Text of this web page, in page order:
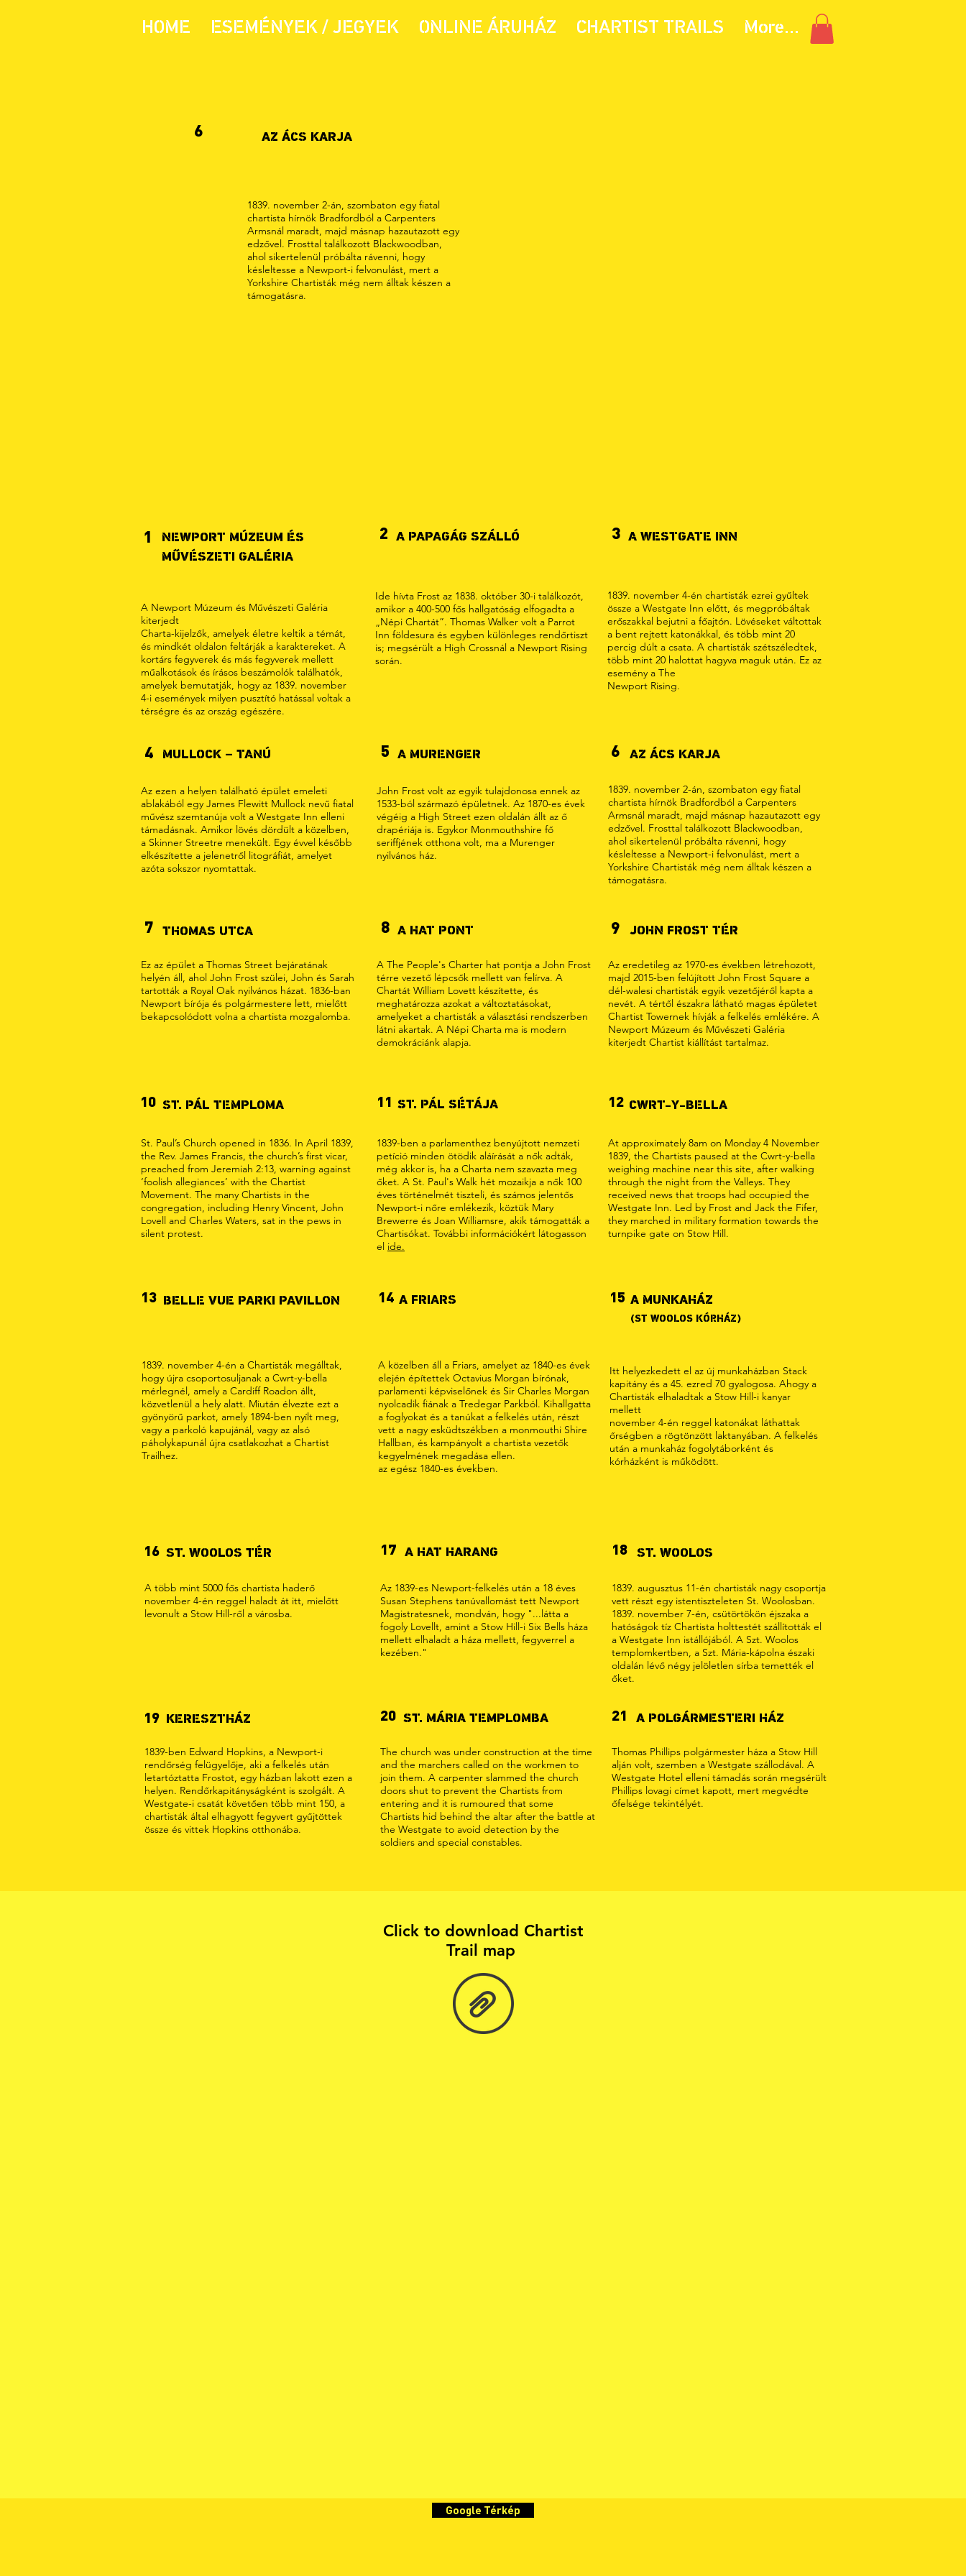
HOME ESEMÉNYEK / JEGYEK ONLINE ÁRUHÁZ CHARTIST TRAILS More...
6 AZ ÁCS KARJA
1839. november 2-án, szombaton egy fiatal
chartista hírnök Bradfordból a Carpenters
Armsnál maradt, majd másnap hazautazott egy
edzővel. Frosttal találkozott Blackwoodban,
ahol sikertelenül próbálta rávenni, hogy
késleltesse a Newport-i felvonulást, mert a
Yorkshire Chartisták még nem álltak készen a
támogatásra.
1
NEWPORT MÚZEUM ÉS
MŰVÉSZETI GALÉRIA
2 A PAPAGÁG SZÁLLÓ 3 A WESTGATE INN
A Newport Múzeum és Művészeti Galéria
kiterjedt
Charta-kijelzők, amelyek életre keltik a témát,
és mindkét oldalon feltárják a karaktereket. A
kortárs fegyverek és más fegyverek mellett
műalkotások és írásos beszámolók találhatók,
amelyek bemutatják, hogy az 1839. november
4-i események milyen pusztító hatással voltak a
térségre és az ország egészére.
Ide hívta Frost az 1838. október 30-i találkozót,
amikor a 400-500 fős hallgatóság elfogadta a
„Népi Chartát”. Thomas Walker volt a Parrot
Inn földesura és egyben különleges rendőrtiszt
is; megsérült a High Crossnál a Newport Rising
során.
1839. november 4-én chartisták ezrei gyűltek
össze a Westgate Inn előtt, és megpróbáltak
erőszakkal bejutni a főajtón. Lövéseket váltottak
a bent rejtett katonákkal, és több mint 20
percig dúlt a csata. A chartisták szétszéledtek,
több mint 20 halottat hagyva maguk után. Ez az
esemény a The
Newport Rising.
4 MULLOCK – TANÚ
Az ezen a helyen található épület emeleti
ablakából egy James Flewitt Mullock nevű fiatal
művész szemtanúja volt a Westgate Inn elleni
támadásnak. Amikor lövés dördült a közelben,
a Skinner Streetre menekült. Egy évvel később
elkészítette a jelenetről litográfiát, amelyet
azóta sokszor nyomtattak.
5 A MURENGER
John Frost volt az egyik tulajdonosa ennek az
1533-ból származó épületnek. Az 1870-es évek
végéig a High Street ezen oldalán állt az ő
drapériája is. Egykor Monmouthshire fő
seriffjének otthona volt, ma a Murenger
nyilvános ház.
6 AZ ÁCS KARJA
1839. november 2-án, szombaton egy fiatal
chartista hírnök Bradfordból a Carpenters
Armsnál maradt, majd másnap hazautazott egy
edzővel. Frosttal találkozott Blackwoodban,
ahol sikertelenül próbálta rávenni, hogy
késleltesse a Newport-i felvonulást, mert a
Yorkshire Chartisták még nem álltak készen a
támogatásra.
7 THOMAS UTCA
Ez az épület a Thomas Street bejáratának
helyén áll, ahol John Frost szülei, John és Sarah
tartották a Royal Oak nyilvános házat. 1836-ban
Newport bírója és polgármestere lett, mielőtt
bekapcsolódott volna a chartista mozgalomba.
8 A HAT PONT 9 JOHN FROST TÉR
A The People's Charter hat pontja a John Frost
térre vezető lépcsők mellett van felírva. A
Chartát William Lovett készítette, és
meghatározza azokat a változtatásokat,
amelyeket a chartisták a választási rendszerben
látni akartak. A Népi Charta ma is modern
demokráciánk alapja.
Az eredetileg az 1970-es években létrehozott,
majd 2015-ben felújított John Frost Square a
dél-walesi chartisták egyik vezetőjéről kapta a
nevét. A tértől északra látható magas épületet
Chartist Towernek hívják a felkelés emlékére. A
Newport Múzeum és Művészeti Galéria
kiterjedt Chartist kiállítást tartalmaz.
10 ST. PÁL TEMPLOMA 11 ST. PÁL SÉTÁJA 12 CWRT-Y-BELLA
St. Paul’s Church opened in 1836. In April 1839,
the Rev. James Francis, the church’s first vicar,
preached from Jeremiah 2:13, warning against
‘foolish allegiances’ with the Chartist
Movement. The many Chartists in the
congregation, including Henry Vincent, John
Lovell and Charles Waters, sat in the pews in
silent protest.
1839-ben a parlamenthez benyújtott nemzeti
petíció minden ötödik aláírását a nők adták,
még akkor is, ha a Charta nem szavazta meg
őket. A St. Paul's Walk hét mozaikja a nők 100
éves történelmét tiszteli, és számos jelentős
Newport-i nőre emlékezik, köztük Mary
Brewerre és Joan Williamsre, akik támogatták a
Chartisókat. További információkért látogasson
el ide.
At approximately 8am on Monday 4 November
1839, the Chartists paused at the Cwrt-y-bella
weighing machine near this site, after walking
through the night from the Valleys. They
received news that troops had occupied the
Westgate Inn. Led by Frost and Jack the Fifer,
they marched in military formation towards the
turnpike gate on Stow Hill.
13 BELLE VUE PARKI PAVILLON 14 A FRIARS 15 A MUNKAHÁZ
(ST WOOLOS KÓRHÁZ)
1839. november 4-én a Chartisták megálltak,
hogy újra csoportosuljanak a Cwrt-y-bella
mérlegnél, amely a Cardiff Roadon állt,
közvetlenül a hely alatt. Miután élvezte ezt a
gyönyörű parkot, amely 1894-ben nyílt meg,
vagy a parkoló kapujánál, vagy az alsó
páholykapunál újra csatlakozhat a Chartist
Trailhez.
A közelben áll a Friars, amelyet az 1840-es évek
elején építettek Octavius Morgan bírónak,
parlamenti képviselőnek és Sir Charles Morgan
nyolcadik fiának a Tredegar Parkból. Kihallgatta
a foglyokat és a tanúkat a felkelés után, részt
vett a nagy esküdtszékben a monmouthi Shire
Hallban, és kampányolt a chartista vezetők
kegyelmének megadása ellen.
az egész 1840-es években.
Itt helyezkedett el az új munkaházban Stack
kapitány és a 45. ezred 70 gyalogosa. Ahogy a
Chartisták elhaladtak a Stow Hill-i kanyar
mellett
november 4-én reggel katonákat láthattak
őrségben a rögtönzött laktanyában. A felkelés
után a munkaház fogolytáborként és
kórházként is működött.
16 ST. WOOLOS TÉR 17 A HAT HARANG 18 ST. WOOLOS
A több mint 5000 fős chartista haderő
november 4-én reggel haladt át itt, mielőtt
levonult a Stow Hill-ről a városba.
Az 1839-es Newport-felkelés után a 18 éves
Susan Stephens tanúvallomást tett Newport
Magistratesnek, mondván, hogy "...látta a
fogoly Lovellt, amint a Stow Hill-i Six Bells háza
mellett elhaladt a háza mellett, fegyverrel a
kezében."
1839. augusztus 11-én chartisták nagy csoportja
vett részt egy istentiszteleten St. Woolosban.
1839. november 7-én, csütörtökön éjszaka a
hatóságok tíz Chartista holttestét szállították el
a Westgate Inn istállójából. A Szt. Woolos
templomkertben, a Szt. Mária-kápolna északi
oldalán lévő négy jelöletlen sírba temették el
őket.
19 KERESZTHÁZ
1839-ben Edward Hopkins, a Newport-i
rendőrség felügyelője, aki a felkelés után
letartóztatta Frostot, egy házban lakott ezen a
helyen. Rendőrkapitányságként is szolgált. A
Westgate-i csatát követően több mint 150, a
chartisták által elhagyott fegyvert gyűjtöttek
össze és vittek Hopkins otthonába.
20 ST. MÁRIA TEMPLOMBA 21 A POLGÁRMESTERI HÁZ
The church was under construction at the time
and the marchers called on the workmen to
join them. A carpenter slammed the church
doors shut to prevent the Chartists from
entering and it is rumoured that some
Chartists hid behind the altar after the battle at
the Westgate to avoid detection by the
soldiers and special constables.
Thomas Phillips polgármester háza a Stow Hill
alján volt, szemben a Westgate szállodával. A
Westgate Hotel elleni támadás során megsérült
Phillips lovagi címet kapott, mert megvédte
őfelsége tekintélyét.
Click to download Chartist
Trail map
Google Térkép